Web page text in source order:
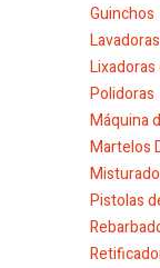
Guinchos
Lixadoras
Polidoras
Máquina
Martelos
Pistolas